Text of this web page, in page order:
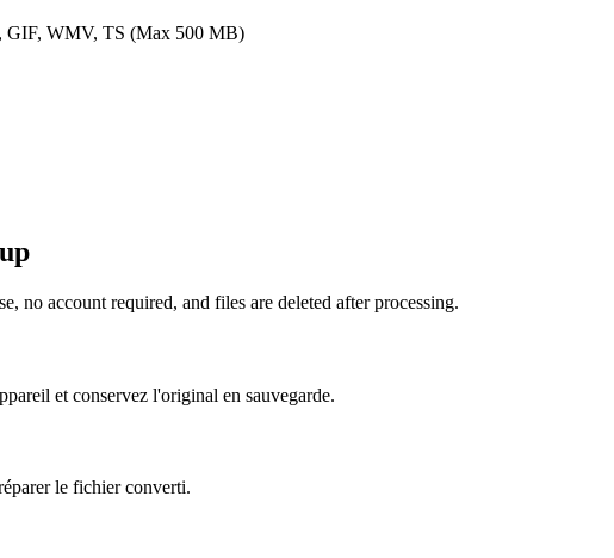
WMV, TS (Max 500 MB)
no account required, and files are deleted after processing.
et conservez l'original en sauvegarde.
le fichier converti.